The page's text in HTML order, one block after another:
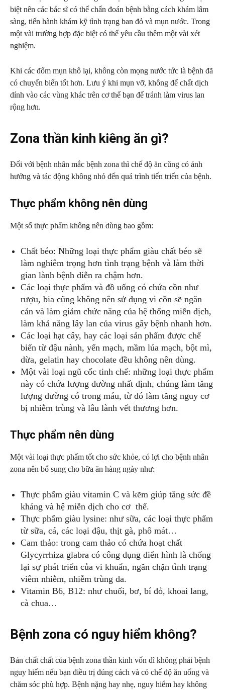
biệt nên các bác sĩ có thể chẩn đoán bệnh bằng cách khám lâm
sàng, tiến hành khám kỹ tình trạng ban đỏ và mụn nước. Trong
một vài trường hợp đặc biệt có thể yêu cầu thêm một vài xét
nghiệm.
Khi các đốm mụn khô lại, không còn mọng nước tức là bệnh đã
có chuyển biến tốt hơn. Lưu ý khi mụn vỡ, không để chất dịch
dính vào các vùng khác trên cơ thể bạn để tránh làm virus lan
rộng hơn.
Zona thần kinh kiêng ăn gì?
Đối với bệnh nhân mắc bệnh zona thì chế độ ăn cũng có ảnh
hưởng và tác động không nhỏ đến quá trình tiến triển của bệnh.
Thực phẩm không nên dùng
Một số thực phẩm không nên dùng bao gồm:
Chất béo: Những loại thực phẩm giàu chất béo sẽ
làm nghiêm trọng hơn tình trạng bệnh và làm thời
gian lành bệnh diễn ra chậm hơn.
Các loại thực phẩm và đồ uống có chứa cồn như
rượu, bia cũng không nên sử dụng vì cồn sẽ ngăn
cản và làm giảm chức năng của hệ thống miễn dịch,
làm khả năng lây lan của virus gây bệnh nhanh hơn.
Các loại hạt cây, hay các loại sản phẩm được chế
biến từ đậu nành, yến mạch, mầm lúa mạch, bột mì,
dừa, gelatin hay chocolate đều không nên dùng.
Một vài loại ngũ cốc tinh chế: những loại thực phẩm
này có chứa lượng đường nhất định, chúng làm tăng
lượng đường có trong máu, từ đó làm tăng nguy cơ
bị nhiễm trùng và lâu lành vết thương hơn.
Thực phẩm nên dùng
Một vài loại thực phẩm tốt cho sức khỏe, có lợi cho bệnh nhân
zona nên bổ sung cho bữa ăn hàng ngày như:
Thực phẩm giàu vitamin C và kẽm giúp tăng sức đề
kháng và hệ miễn dịch cho cơ thể.
Thực phẩm giàu lysine: như sữa, các loại thực phẩm
từ sữa, cá, các loại đậu, thịt gà, phô mát…
Cam thảo: trong cam thảo có chứa hoạt chất
Glycyrrhiza glabra có công dụng điển hình là chống
lại sự phát triển của vi khuẩn, ngăn chặn tình trạng
viêm nhiễm, nhiễm trùng da.
Vitamin B6, B12: như chuối, bơ, bí đỏ, khoai lang,
cà chua…
Bệnh zona có nguy hiểm không?
Bản chất chất của bệnh zona thần kinh vốn dĩ không phải bệnh
nguy hiểm nếu bạn điều trị đúng cách và có chế độ ăn uống và
chăm sóc phù hợp. Bệnh nặng hay nhẹ, nguy hiểm hay không